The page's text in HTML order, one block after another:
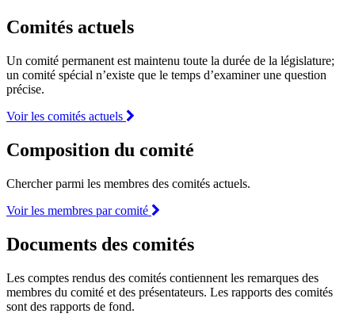
Comités actuels
Un comité permanent est maintenu toute la durée de la législature;
un comité spécial n’existe que le temps d’examiner une question
précise.
Voir les comités actuels
Composition du comité
Chercher parmi les membres des comités actuels.
Voir les membres par comité
Documents des comités
Les comptes rendus des comités contiennent les remarques des
membres du comité et des présentateurs. Les rapports des comités
sont des rapports de fond.